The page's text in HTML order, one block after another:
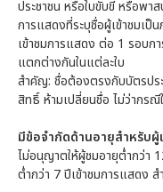
ประชาชน หรือใบขับขี่ หรือพ
การแสดงที่ระบุชื่อผู้เข้าชมเป็
เข้าชมการแสดง ต่อ 1 รอบก
แตกต่างกันในแต่ละใบ
สำคัญ: ชื่อต้องตรงกับบัตรปร
สิทธิ์ ห้ามเปลี่ยนชื่อ ไม่ว่ากรณี
มีข้อจำกัดด้านอายุสำหรับผู้
ไม่อนุญาตให้ผู้ชมอายุต่ำกว่า
ต่ำกว่า 7 ปีเข้าชมการแสดง